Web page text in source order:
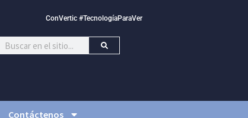
ConVertic #TecnologíaParaVer
Contáctenos